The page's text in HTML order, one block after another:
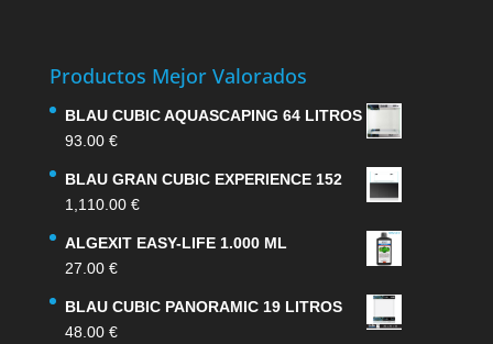
Productos Mejor Valorados
BLAU CUBIC AQUASCAPING 64 LITROS
93.00 €
BLAU GRAN CUBIC EXPERIENCE 152
1,110.00 €
ALGEXIT EASY-LIFE 1.000 ML
27.00 €
BLAU CUBIC PANORAMIC 19 LITROS
48.00 €